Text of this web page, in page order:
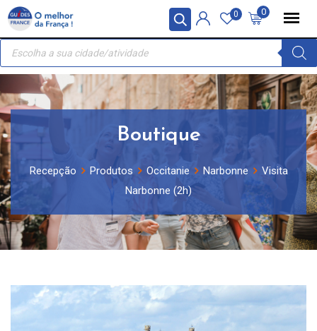
Painel de Gerenciamento de Cookies
Skip
content
0
0
Recherche
produits
Boutique
Recepção Produtos Occitanie Narbonne
Visita
Narbonne (2h)